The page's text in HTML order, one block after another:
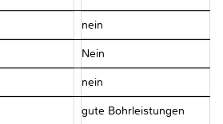
nein
Nein
nein
gute Bohrleistungen